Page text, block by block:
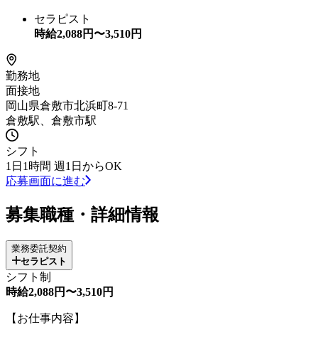
セラピスト
時給2,088円〜3,510円
勤務地
面接地
岡山県倉敷市北浜町8-71
倉敷駅、倉敷市駅
シフト
1日1時間 週1日からOK
応募画面に進む
募集職種・詳細情報
業務委託契約
セラピスト
シフト制
時給2,088円〜3,510円
【お仕事内容】